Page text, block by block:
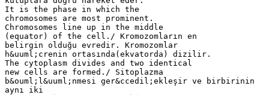
It is the phase in which the
chromosomes are most prominent.
Chromosomes line up in the middle
(equator) of the cell./ Kromozomların en
belirgin olduğu evredir. Kromozomlar
h&uuml;crenin ortasında(ekvatorda) dizilir.
The cytoplasm divides and two identical
new cells are formed./ Sitoplazma
b&ouml;l&uuml;nmesi ger&ccedil;ekleşir ve birbirinin
aynı iki